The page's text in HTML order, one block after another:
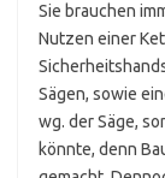
Sie brauchen
Nutzen einer
Sägen, sowie
wg. der Säge,
könnte, denn